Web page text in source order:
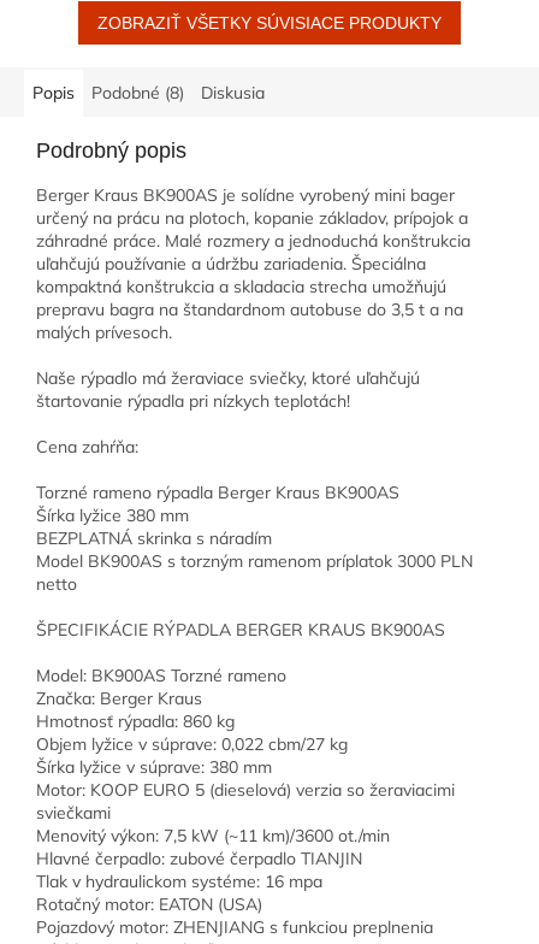
ZOBRAZIŤ VŠETKY SÚVISIACE PRODUKTY
Popis Podobné (8) Diskusia
Podrobný popis
Berger Kraus BK900AS je solídne vyrobený mini bager
určený na prácu na plotoch, kopanie základov, prípojok a
záhradné práce. Malé rozmery a jednoduchá konštrukcia
uľahčujú používanie a údržbu zariadenia. Špeciálna
kompaktná konštrukcia a skladacia strecha umožňujú
prepravu bagra na štandardnom autobuse do 3,5 t a na
malých prívesoch.
Naše rýpadlo má žeraviace sviečky, ktoré uľahčujú
štartovanie rýpadla pri nízkych teplotách!
Cena zahŕňa:
Torzné rameno rýpadla Berger Kraus BK900AS
Šírka lyžice 380 mm
BEZPLATNÁ skrinka s náradím
Model BK900AS s torzným ramenom príplatok 3000 PLN
netto
ŠPECIFIKÁCIE RÝPADLA BERGER KRAUS BK900AS
Model: BK900AS Torzné rameno
Značka: Berger Kraus
Hmotnosť rýpadla: 860 kg
Objem lyžice v súprave: 0,022 cbm/27 kg
Šírka lyžice v súprave: 380 mm
Motor: KOOP EURO 5 (dieselová) verzia so žeraviacimi
sviečkami
Menovitý výkon: 7,5 kW (~11 km)/3600 ot./min
Hlavné čerpadlo: zubové čerpadlo TIANJIN
Tlak v hydraulickom systéme: 16 mpa
Rotačný motor: EATON (USA)
Pojazdový motor: ZHENJIANG s funkciou preplnenia